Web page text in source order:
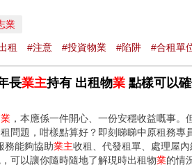
業
租 #注意 #投資物業 #陷阱 #合租單
長業主持有 出租物業 點樣可以
業 ，本應係一件開心、一份安穩收益嘅事
問題，咁樣點算好？即刻睇睇中原租務
務能夠協助業主收租、代發租單、處理屋
可以讓你隨時隨地了解現時出租物業的情